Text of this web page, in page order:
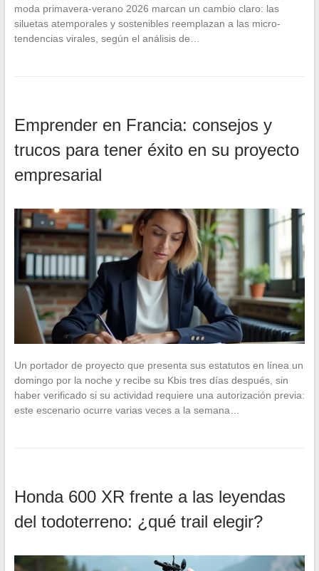
moda primavera-verano 2026 marcan un cambio claro: las
siluetas atemporales y sostenibles reemplazan a las micro-
tendencias virales, según el análisis de…
Emprender en Francia: consejos y
trucos para tener éxito en su proyecto
empresarial
Un portador de proyecto que presenta sus estatutos en línea un
domingo por la noche y recibe su Kbis tres días después, sin
haber verificado si su actividad requiere una autorización previa:
este escenario ocurre varias veces a la semana…
Honda 600 XR frente a las leyendas
del todoterreno: ¿qué trail elegir?